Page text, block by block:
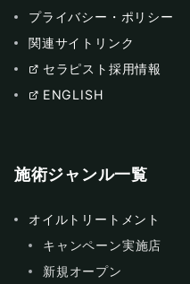
プライバシー・ポリシー
関連サイトリンク
セラピスト採用情報
ENGLISH
施術ジャンル一覧
オイルトリートメント
キャンペーン実施店
新規オープン